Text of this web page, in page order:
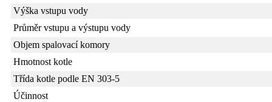
Výška vstupu vody
Průměr vstupu a výstupu vody
Objem spalovací komory
Hmotnost kotle
Třída kotle podle EN 303-5
Účinnost